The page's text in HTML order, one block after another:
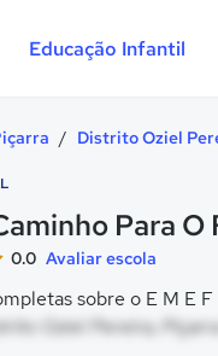
Educação Infantil
/ Distrito Oziel
Para
0.0 Avaliar escola
sobre o E M E
Oziel Pereira,